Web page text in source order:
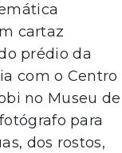
cartaz
prédio da
com o Centro
no Museu de
para
dos rostos,